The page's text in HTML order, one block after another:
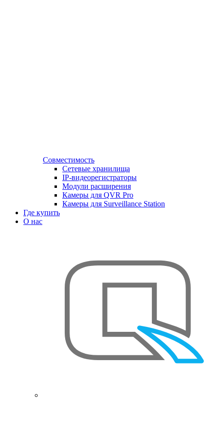
Совместимость
Сетевые хранилища
IP-видеорегистраторы
Модули расширения
Камеры для QVR Pro
Камеры для Surveillance Station
Где купить
О нас